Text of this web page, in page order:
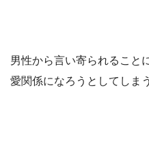
男性から言い寄られること
愛関係になろうとしてしま